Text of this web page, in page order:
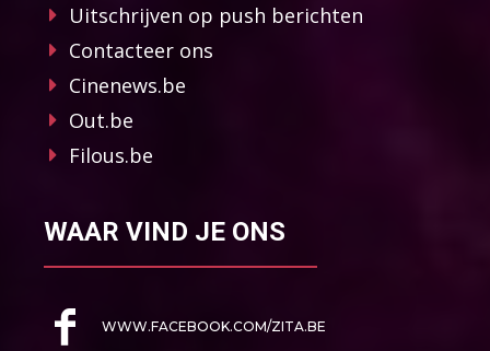
Uitschrijven op push berichten
Contacteer ons
Cinenews.be
Out.be
Filous.be
WAAR VIND JE ONS
WWW.FACEBOOK.COM/ZITA.BE